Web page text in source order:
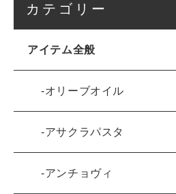
カテゴリー
アイテム全般
オリーブオイル
アサクラパスタ
アンチョヴィ